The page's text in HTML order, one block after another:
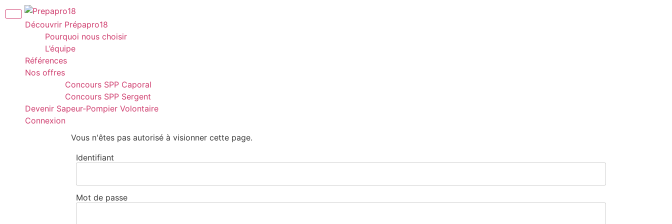
Découvrir Prépapro18
Pourquoi nous choisir
L’équipe
Références
Nos offres
Concours SPP Caporal
Concours SPP Sergent
Devenir Sapeur-Pompier Volontaire
Connexion
Vous n'êtes pas autorisé à visionner cette page.
Identifiant
Mot de passe
Panneau de gestion des cookies